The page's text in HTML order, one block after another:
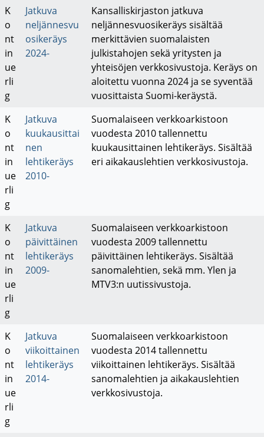
K
o
nt
in
ue
rli
g
Jatkuva
neljännesvu
osikeräys
2024-
Kansalliskirjaston jatkuva
neljännesvuosikeräys sisältää
merkittävien suomalaisten
julkistahojen sekä yritysten ja
yhteisöjen verkkosivustoja. Keräys on
aloitettu vuonna 2024 ja se syventää
vuosittaista Suomi-keräystä.
K
o
nt
in
ue
rli
g
Jatkuva
kuukausittai
nen
lehtikeräys
2010-
Suomalaiseen verkkoarkistoon
vuodesta 2010 tallennettu
kuukausittainen lehtikeräys. Sisältää
eri aikakauslehtien verkkosivustoja.
K
o
nt
in
ue
rli
g
Jatkuva
päivittäinen
lehtikeräys
2009-
Suomalaiseen verkkoarkistoon
vuodesta 2009 tallennettu
päivittäinen lehtikeräys. Sisältää
sanomalehtien, sekä mm. Ylen ja
MTV3:n uutissivustoja.
K
o
nt
in
ue
rli
g
Jatkuva
viikoittainen
lehtikeräys
2014-
Suomalaiseen verkkoarkistoon
vuodesta 2014 tallennettu
viikoittainen lehtikeräys. Sisältää
sanomalehtien ja aikakauslehtien
verkkosivustoja.